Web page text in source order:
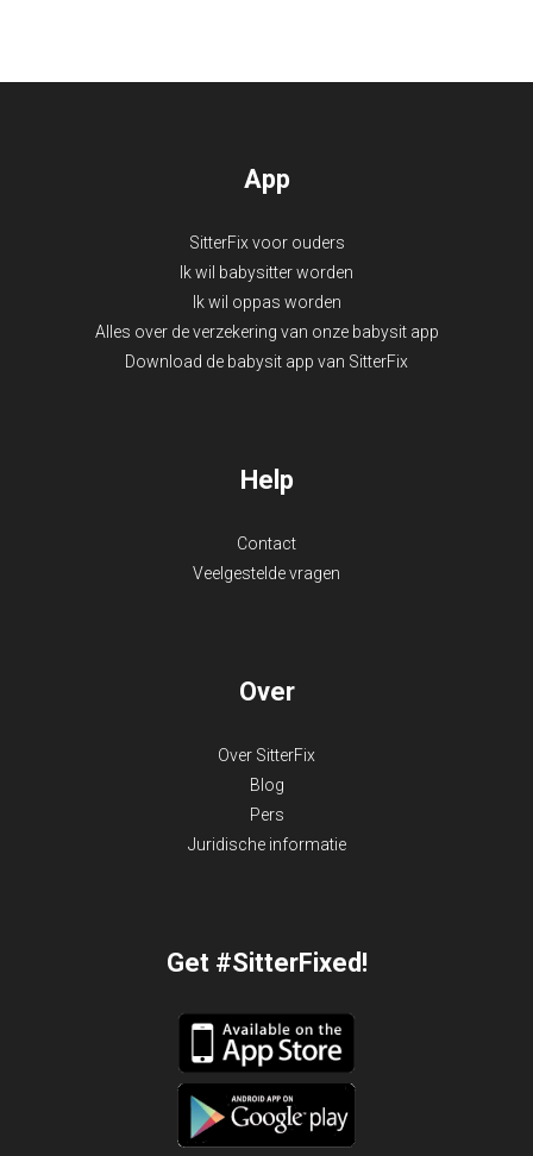
App
SitterFix voor ouders
Ik wil babysitter worden
Ik wil oppas worden
Alles over de verzekering van onze babysit app
Download de babysit app van SitterFix
Help
Contact
Veelgestelde vragen
Over
Over SitterFix
Blog
Pers
Juridische informatie
Get #SitterFixed!